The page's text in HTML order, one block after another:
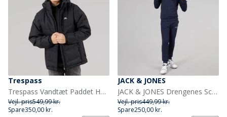
Trespass
Trespass Vandtæt Paddet Hættejakke til Drenge Figo Sort
Vejl. pris549,99 kr.
Spare350,00 kr.
JACK & JONES
JACK & JONES Drengenes Scripted Tracksuit Blå Blazer
Vejl. pris449,99 kr.
Spare250,00 kr.